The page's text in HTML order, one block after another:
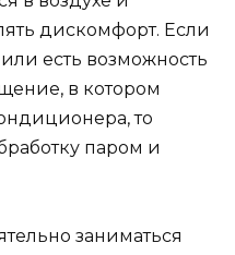
дискомфорт. Если
есть возможность
в котором
то
паром и
заниматься